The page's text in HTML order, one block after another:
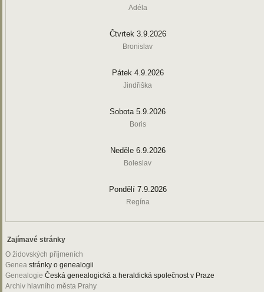
Adéla
Čtvrtek 3.9.2026
Bronislav
Pátek 4.9.2026
Jindřiška
Sobota 5.9.2026
Boris
Neděle 6.9.2026
Boleslav
Pondělí 7.9.2026
Regína
Zajímavé stránky
O židovských příjmeních
Genea stránky o genealogii
Genealogie Česká genealogická a heraldická společnost v Praze
Archiv hlavního města Prahy